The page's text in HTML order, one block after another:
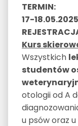
TERMIN:
17-
Kurs
Wszystkich
studentów
otologii od A
u psów oraz